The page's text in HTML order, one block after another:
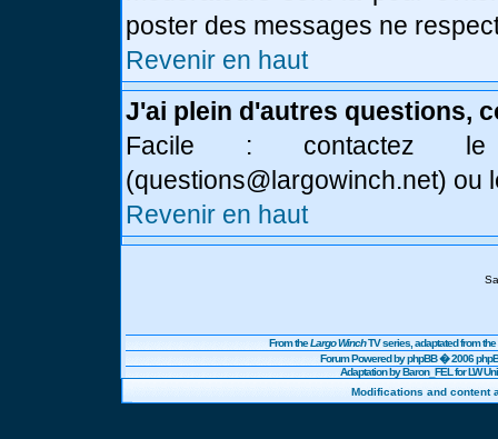
poster des messages ne
Revenir en haut
J'ai plein d'autres questions,
Facile : contactez
(questions@largowinch.net) ou
Revenir en haut
From theLargo WinchTV series, adaptated from
Forum Powered byphpBB� 2006
Adaptation by Baron_FEL for LW
Modifications and content